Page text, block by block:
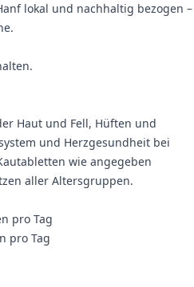
lokal und nachhaltig bezogen –
Haut und Fell, Hüften und
und Herzgesundheit bei
wie angegeben
aller Altersgruppen.
pro Tag
pro Tag